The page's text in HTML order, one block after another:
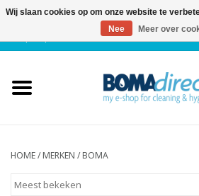
Blog
HOME/MERKEN /BOMA
Wij slaan cookies op om onze website te
Nee
Meer over